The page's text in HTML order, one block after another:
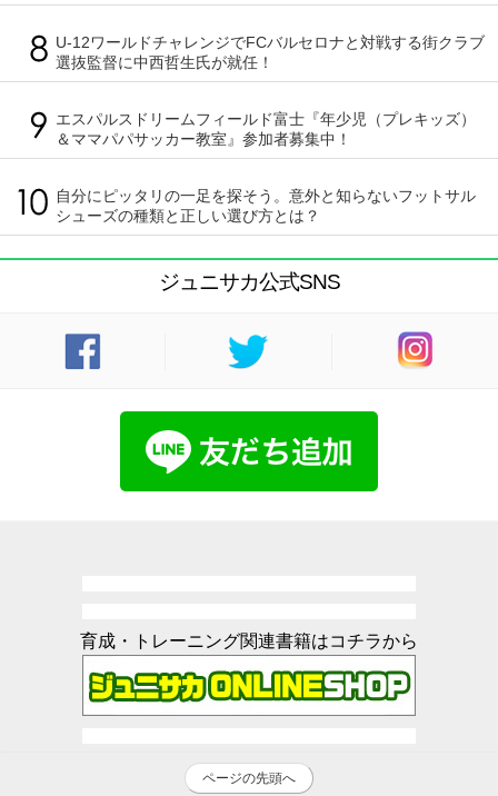
U-12ワールドチャレンジでFCバルセロナと対戦する街クラブ
選抜監督に中西哲生氏が就任！
エスパルスドリームフィールド富士『年少児（プレキッズ）
＆ママパパサッカー教室』参加者募集中！
自分にピッタリの一足を探そう。意外と知らないフットサル
シューズの種類と正しい選び方とは？
ジュニサカ公式SNS
育成・トレーニング関連書籍はコチラから
ページの先頭へ